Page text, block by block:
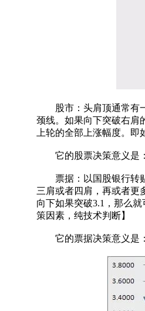
股市：头肩顶通常有一
颈线。如果向下突破右肩
上轮的全部上涨幅度。
它的股票决策意义是：
票据：以国股银行转贴
三肩或者四肩，再或者更
向下如果突破3.1，那么
策因素，纯技术判断】
它的票据决策意义是